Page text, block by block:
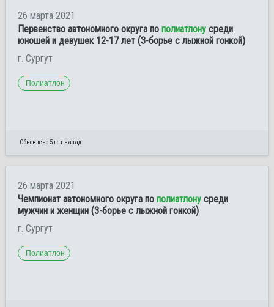
26 марта 2021
Первенство автономного округа по полиатлону среди
юношей и девушек 12-17 лет (3-борье с лыжной гонкой)
г. Сургут
Полиатлон
Обновлено 5 лет назад
26 марта 2021
Чемпионат автономного округа по полиатлону среди
мужчин и женщин (3-борье с лыжной гонкой)
г. Сургут
Полиатлон